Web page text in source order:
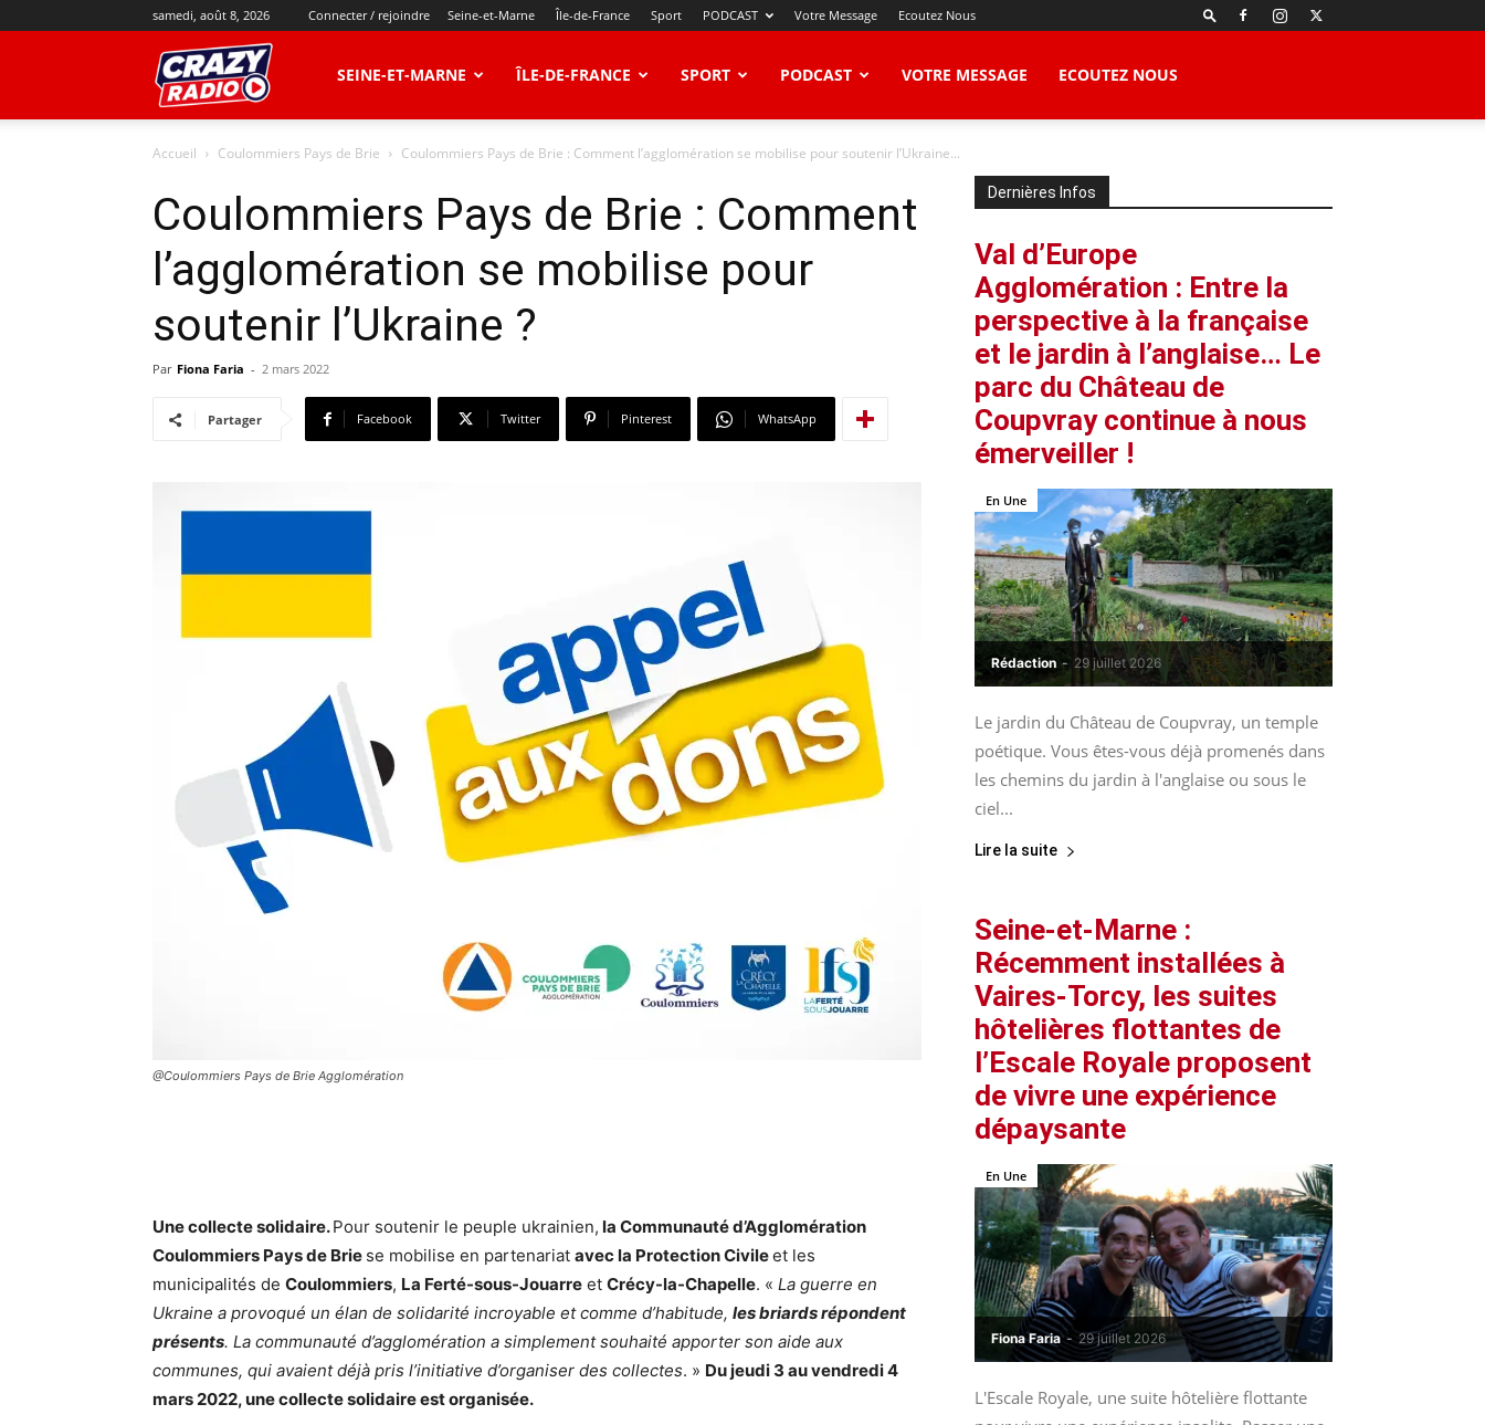
samedi, août 8, 2026 Connecter / rejoindre Seine-et-Marne Île-de-France Sport PODCAST Votre Message Ecoutez Nous
RADIO
SEINE-ET-MARNE ÎLE-DE-FRANCE SPORT PODCAST VOTRE MESSAGE ECOUTEZ NOUS
Accueil Coulommiers Pays de Brie Coulommiers Pays de Brie : Comment l’agglomération se mobilise pour soutenir l’Ukraine...
Coulommiers Pays de Brie : Comment
l’agglomération se mobilise pour
soutenir l’Ukraine ?
Par Fiona Faria - 2 mars 2022
Partager Facebook Twitter Pinterest WhatsApp
@Coulommiers Pays de Brie Agglomération
Une collecte solidaire.Pour soutenir le peuple ukrainien, la Communauté d’Agglomération
Coulommiers Pays de Brie se mobilise en partenariat avec la Protection Civileet les
municipalités de Coulommiers, La Ferté-sous-Jouarre et Crécy-la-Chapelle. « La guerre en
Ukraine a provoqué un élan de solidarité incroyable et comme d’habitude, les briards répondent
présents. La communauté d’agglomération a simplement souhaité apporter son aide aux
communes, qui avaient déjà pris l’initiative d’organiser des collectes. » Du jeudi 3 au vendredi 4
mars 2022, une collecte solidaire est organisée.
Dernières Infos
Val d’Europe
Agglomération : Entre la
perspective à la française
et le jardin à l’anglaise… Le
parc du Château de
Coupvray continue à nous
émerveiller !
Rédaction - 29 juillet 2026
En Une
Le jardin du Château de Coupvray, un temple
poétique. Vous êtes-vous déjà promenés dans
les chemins du jardin à l'anglaise ou sous le
ciel...
Lire la suite
Seine-et-Marne :
Récemment installées à
Vaires-Torcy, les suites
hôtelières flottantes de
l’Escale Royale proposent
de vivre une expérience
dépaysante
Fiona Faria - 29 juillet 2026
En Une
L'Escale Royale, une suite hôtelière flottante